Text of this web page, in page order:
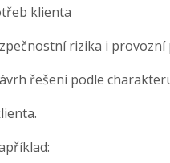
klienta
rizika i
řešení podle